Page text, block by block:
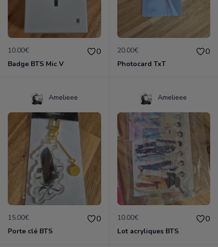
10.00€ 0
Badge BTS Mic V
20.00€ 0
Photocard TxT
Amelieee
15.00€ 0
Porte clé BTS
Amelieee
10.00€ 0
Lot acryliques BTS